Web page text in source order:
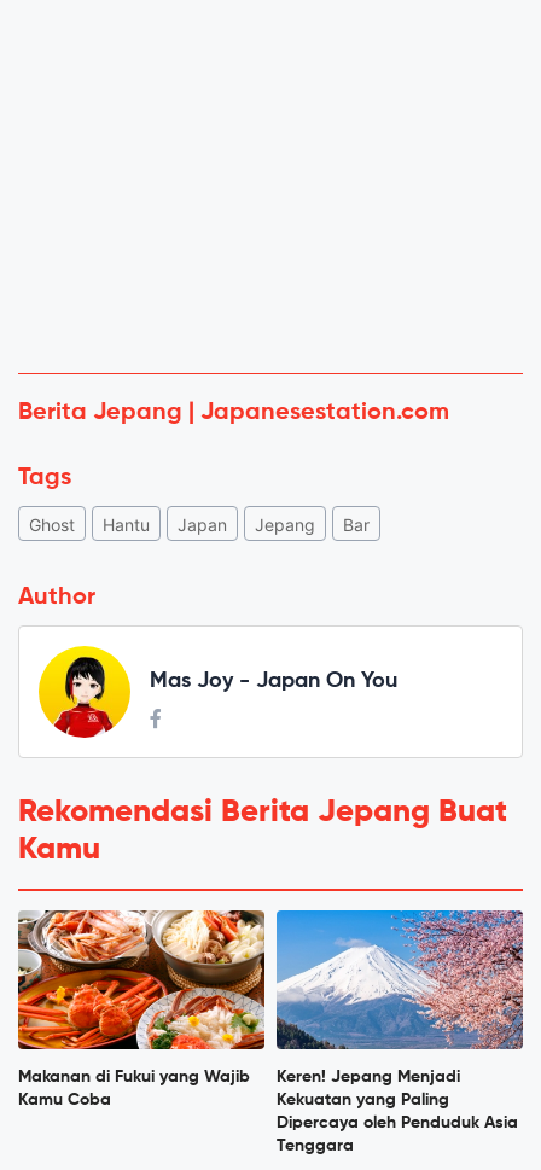
Berita Jepang | Japanesestation.com
Tags
Ghost Hantu Japan Jepang Bar
Author
Mas Joy - Japan On You
Rekomendasi Berita Jepang Buat
Kamu
Makanan di Fukui yang Wajib
Kamu Coba
Keren! Jepang Menjadi
Kekuatan yang Paling
Dipercaya oleh Penduduk Asia
Tenggara